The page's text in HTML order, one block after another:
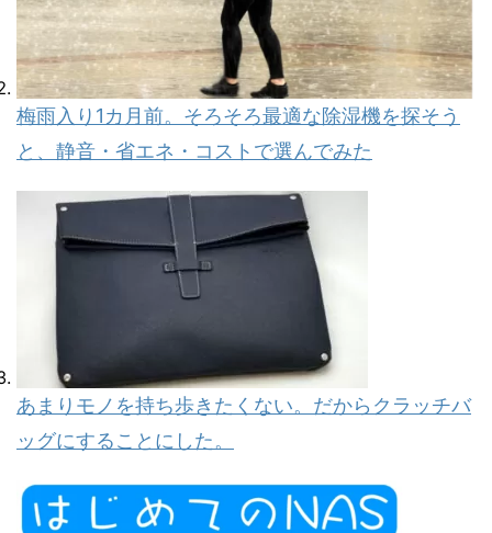
梅雨入り1カ月前。そろそろ最適な除湿機を探そう
と、静音・省エネ・コストで選んでみた
あまりモノを持ち歩きたくない。だからクラッチバ
ッグにすることにした。